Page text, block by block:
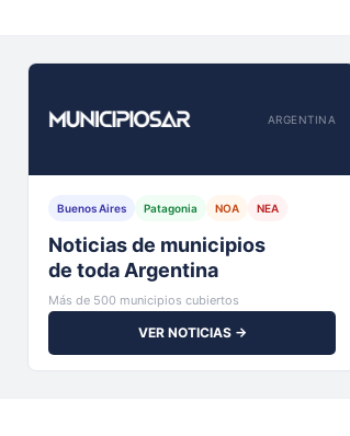
ARGENTINA
Buenos Aires Patagonia NOA NEA
Tu municipio,
al instante
Más de 500 municipios cubiertos
VER NOTICIAS →